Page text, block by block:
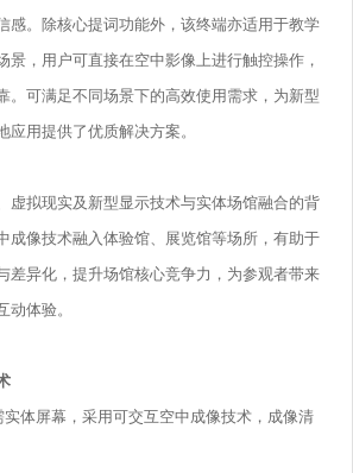
感。除核心提词功能外，该终端亦适用于教学
景，用户可直接在空中影像上进行触控操作，
。可满足不同场景下的高效使用需求，为新型
应用提供了优质解决方案。
虚拟现实及新型显示技术与实体场馆融合的背
成像技术融入体验馆、展览馆等场所，有助于
差异化，提升场馆核心竞争力，为参观者带来
动体验。
实体屏幕，采用可交互空中成像技术，成像清